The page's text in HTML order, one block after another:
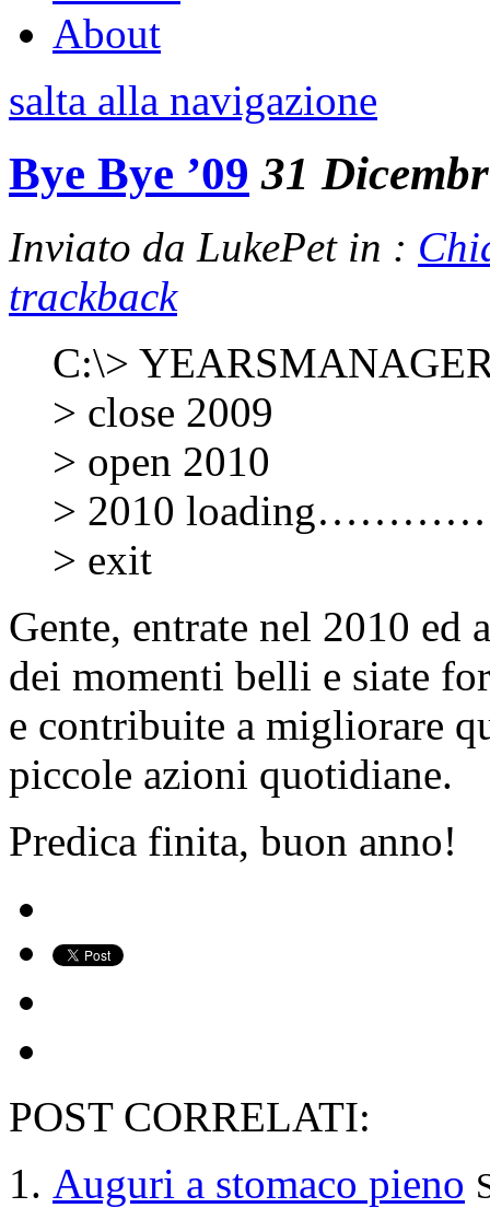
About
salta alla navigazione
Bye Bye ’09 31
Inviato da LukePet in :
trackback
C:\>
> close 2009
> open 2010
> 2010
> exit
Gente, entrate nel 2010
dei momenti belli e siate
e contribuite a migliorare
piccole azioni quotidiane.
Predica finita, buon anno!
POST CORRELATI:
Auguri a stomaco pieno